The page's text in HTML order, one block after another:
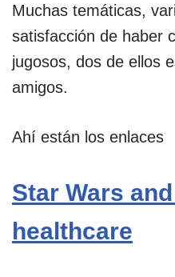
Muchas temáticas,
satisfacción de haber
jugosos, dos de ellos
amigos.
Ahí están los enlaces
Star Wars
healthcare